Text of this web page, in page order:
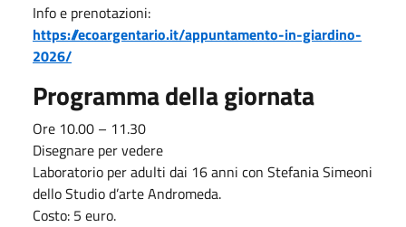
Info e prenotazioni:
https://ecoargentario.it/appuntamento-in-giardino-
2026/
Programma della giornata
Ore 10.00 – 11.30
Disegnare per vedere
Laboratorio per adulti dai 16 anni con Stefania Simeoni
dello Studio d’arte Andromeda.
Costo: 5 euro.